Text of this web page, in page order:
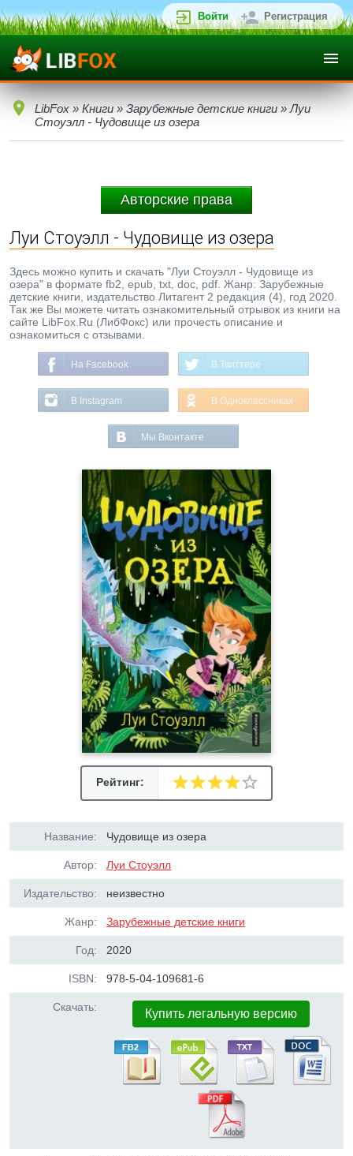
Войти Регистрация
LibFox » Книги » Зарубежные детские книги » Луи
Стоуэлл - Чудовище из озера
Авторские права
Луи Стоуэлл - Чудовище из озера
Здесь можно купить и скачать "Луи Стоуэлл - Чудовище из
озера" в формате fb2, epub, txt, doc, pdf. Жанр: Зарубежные
детские книги, издательство Литагент 2 редакция (4), год 2020.
Так же Вы можете читать ознакомительный отрывок из книги на
сайте LibFox.Ru (ЛибФокс) или прочесть описание и
ознакомиться с отзывами.
На Facebook В Твиттере
В Instagram В Одноклассниках
Мы Вконтакте
Рейтинг:
Название: Чудовище из озера
Автор: Луи Стоуэлл
Издательство: неизвестно
Жанр: Зарубежные детские книги
Год: 2020
ISBN: 978-5-04-109681-6
Скачать: Купить легальную версию